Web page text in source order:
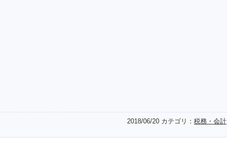
2018/06/20 カテゴリ： 税務・会計